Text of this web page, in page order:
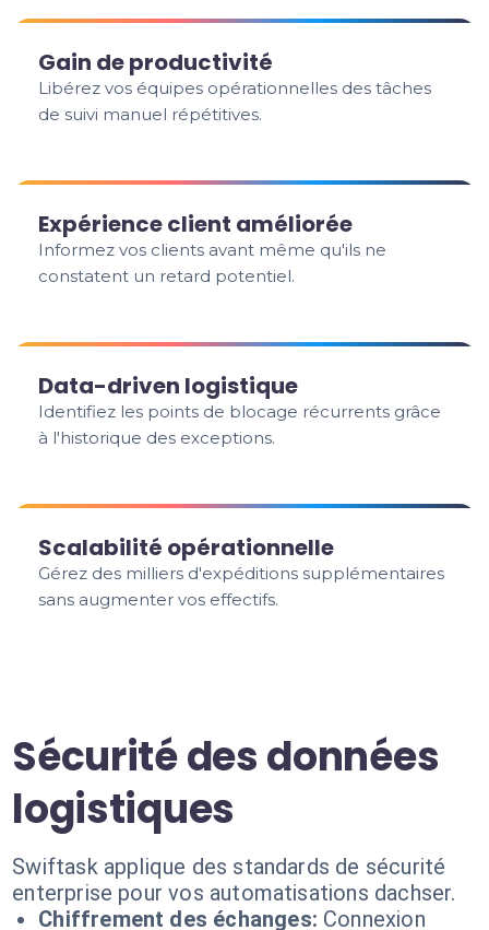
Gain de productivité
Libérez vos équipes opérationnelles des tâches
de suivi manuel répétitives.
Expérience client améliorée
Informez vos clients avant même qu'ils ne
constatent un retard potentiel.
Data-driven logistique
Identifiez les points de blocage récurrents grâce
à l'historique des exceptions.
Scalabilité opérationnelle
Gérez des milliers d'expéditions supplémentaires
sans augmenter vos effectifs.
Sécurité des données
logistiques
Swiftask applique des standards de sécurité
enterprise pour vos automatisations dachser.
Chiffrement des échanges: Connexion